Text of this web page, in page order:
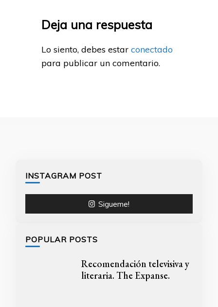
Deja una respuesta
Lo siento, debes estar conectado
para publicar un comentario.
INSTAGRAM POST
Sigueme!
POPULAR POSTS
Recomendación televisiva y
literaria. The Expanse.